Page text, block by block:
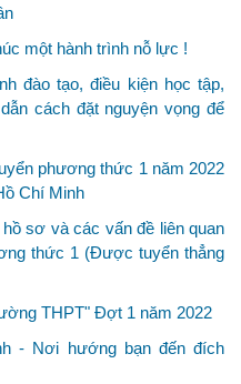
một hành trình nỗ lực !
đào tạo, điều kiện học tập,
cách đặt nguyện vọng để
phương thức 1 năm 2022
Chí Minh
sơ và các vấn đề liên quan
thức 1 (Được tuyển thẳng
THPT" Đợt 1 năm 2022
- Nơi hướng bạn đến đích